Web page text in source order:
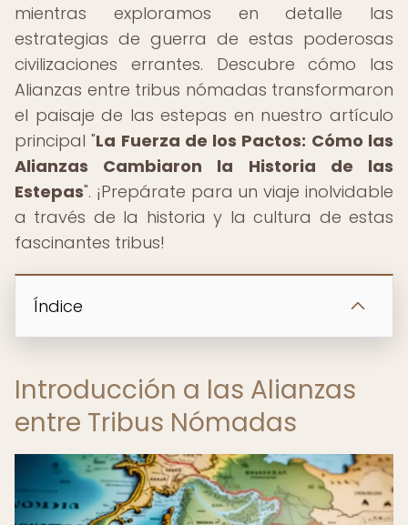
mientras exploramos en detalle las
estrategias de guerra de estas poderosas
civilizaciones errantes. Descubre cómo las
Alianzas entre tribus nómadas transformaron
el paisaje de las estepas en nuestro artículo
principal "La Fuerza de los Pactos: Cómo las
Alianzas Cambiaron la Historia de las
Estepas". ¡Prepárate para un viaje inolvidable
a través de la historia y la cultura de estas
fascinantes tribus!
Índice
Introducción a las Alianzas
entre Tribus Nómadas